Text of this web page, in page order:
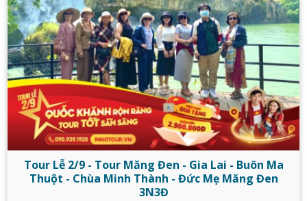
Tour Lễ 2/9 - Tour Măng Đen - Gia Lai - Buôn Ma
Thuột - Chùa Minh Thành - Đức Mẹ Măng Đen
3N3Đ